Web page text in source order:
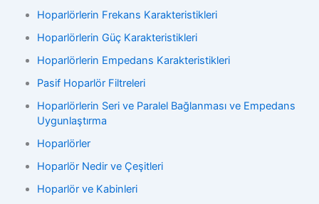
Hoparlörlerin Frekans Karakteristikleri
Hoparlörlerin Güç Karakteristikleri
Hoparlörlerin Empedans Karakteristikleri
Pasif Hoparlör Filtreleri
Hoparlörlerin Seri ve Paralel Bağlanması ve Empedans
Uygunlaştırma
Hoparlörler
Hoparlör Nedir ve Çeşitleri
Hoparlör ve Kabinleri